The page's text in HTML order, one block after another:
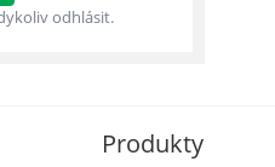
odhlásit.
Produkty